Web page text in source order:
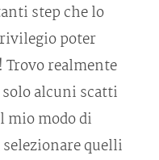
step che lo
poter
realmente
alcuni scatti
mio modo di
quelli